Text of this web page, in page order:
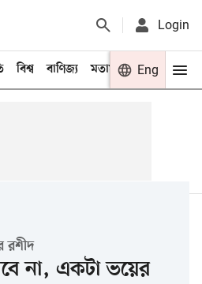
Login
বিশ্ব বাণিজ্য মতামত খেলা
Eng
রশীদ
না, একটা ভয়ের